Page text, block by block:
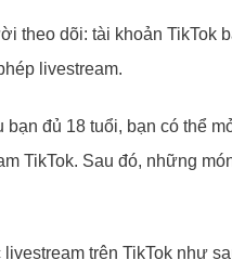
theo dõi: tài khoản TikTok
livestream.
bạn đủ 18 tuổi, bạn có thể
TikTok. Sau đó, những
trên TikTok như